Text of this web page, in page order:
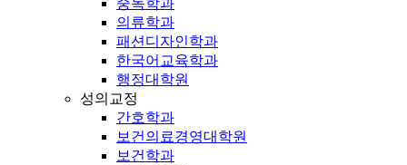
중독학과
의류학과
패션디자인학과
한국어교육학과
행정대학원
성의교정
간호학과
보건의료경영대학원
보건학과